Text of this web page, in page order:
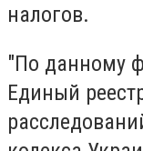
налогов.
"По данному
Единый